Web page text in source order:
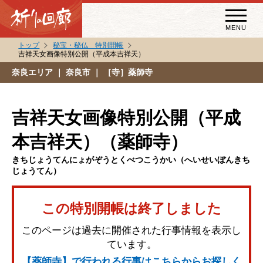
MENU
秘宝・秘仏特別開帳
祈りの回廊コラム
トップ
秘宝・秘仏 特別開帳
吉祥天女画像特別公開（平成本吉祥天）
奈良エリア ｜ 奈良市 ｜ ［寺］薬師寺
吉祥天女画像特別公開（平成
本吉祥天）（薬師寺）
きちじょうてんにょがぞうとくべつこうかい（へいせいぼんきち
じょうてん）
この特別開帳は終了しました
このページは過去に開催された行事情報を表示し
ています。